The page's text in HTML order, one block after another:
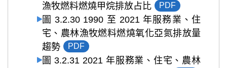
漁牧燃料燃燒甲烷排放占比
PDF
圖 3.2.30 1990 至 2021 年服務業、住
宅、農林漁牧燃料燃燒氧化亞氮排放量
趨勢
PDF
圖 3.2.31 2021 年服務業、住宅、農林